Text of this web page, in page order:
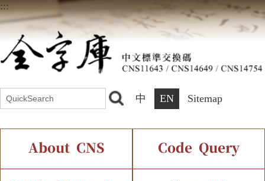
:::
中 EN Sitemap
About CNS Code Query